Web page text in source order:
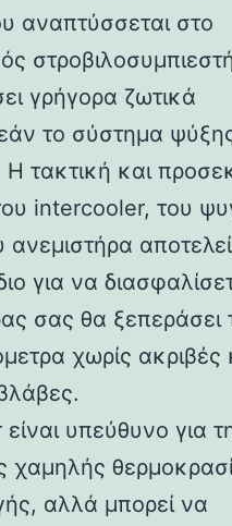
αναπτύσσεται στο
γρήγορα ζωτικά
το σύστημα
τακτική και
intercooler, του
ανεμιστήρα
για να
σας θα ξεπεράσει
χωρίς ακριβές
υπεύθυνο για
χαμηλής
αλλά μπορεί να